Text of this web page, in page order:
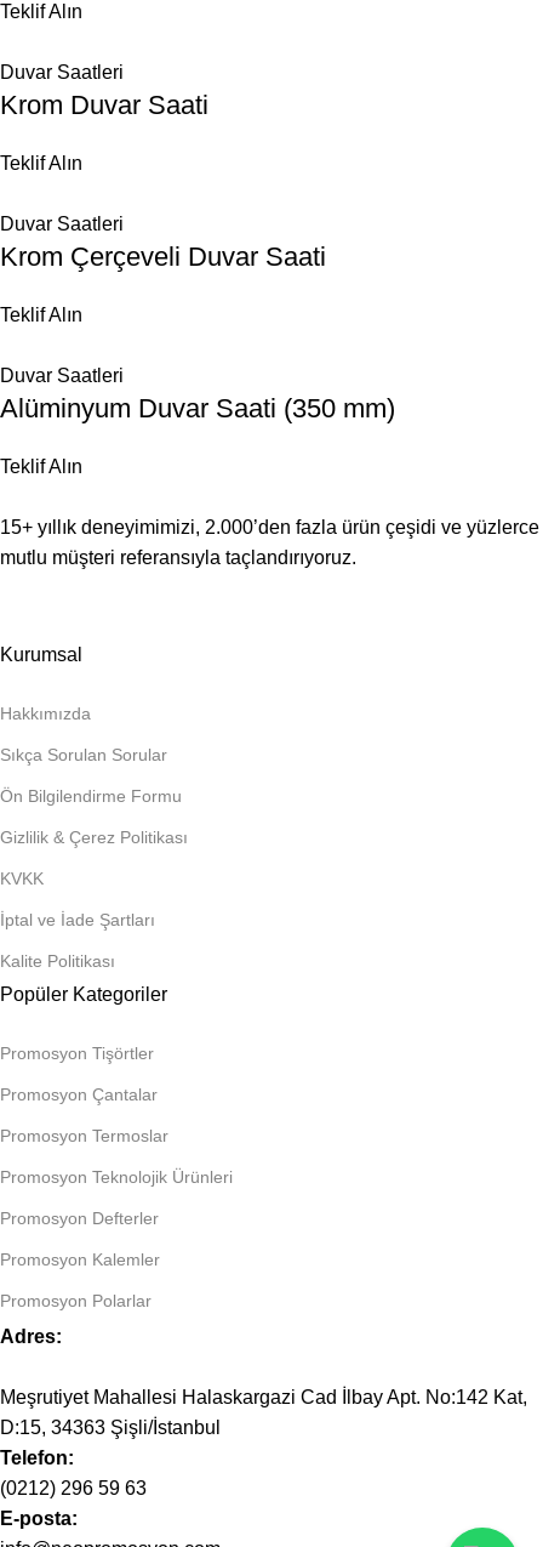
Teklif Alın
Duvar Saatleri
Krom Duvar Saati
Teklif Alın
Duvar Saatleri
Krom Çerçeveli Duvar Saati
Teklif Alın
Duvar Saatleri
Alüminyum Duvar Saati (350 mm)
Teklif Alın
15+ yıllık deneyimimizi, 2.000’den fazla ürün çeşidi ve yüzlerce
mutlu müşteri referansıyla taçlandırıyoruz.
Kurumsal
Hakkımızda
Sıkça Sorulan Sorular
Ön Bilgilendirme Formu
Gizlilik & Çerez Politikası
KVKK
İptal ve İade Şartları
Kalite Politikası
Popüler Kategoriler
Promosyon Tişörtler
Promosyon Çantalar
Promosyon Termoslar
Promosyon Teknolojik Ürünleri
Promosyon Defterler
Promosyon Kalemler
Promosyon Polarlar
Adres:
Meşrutiyet Mahallesi Halaskargazi Cad İlbay Apt. No:142 Kat,
D:15, 34363 Şişli/İstanbul
Telefon:
(0212) 296 59 63
E-posta: